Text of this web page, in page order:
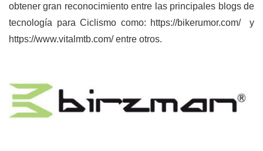
obtener gran reconocimiento entre las principales blogs de
tecnología para Ciclismo como: https://bikerumor.com/
y
https://www.vitalmtb.com/entre otros.